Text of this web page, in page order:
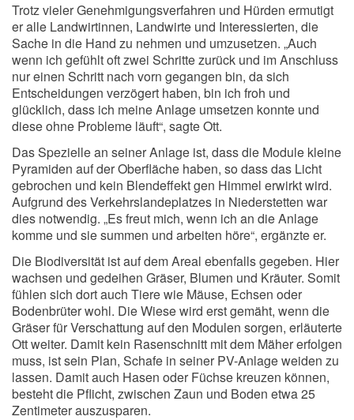
Trotz vieler Genehmigungsverfahren und Hürden ermutigt
er alle Landwirtinnen, Landwirte und Interessierten, die
Sache in die Hand zu nehmen und umzusetzen. „Auch
wenn ich gefühlt oft zwei Schritte zurück und im Anschluss
nur einen Schritt nach vorn gegangen bin, da sich
Entscheidungen verzögert haben, bin ich froh und
glücklich, dass ich meine Anlage umsetzen konnte und
diese ohne Probleme läuft“, sagte Ott.
Das Spezielle an seiner Anlage ist, dass die Module kleine
Pyramiden auf der Oberfläche haben, so dass das Licht
gebrochen und kein Blendeffekt gen Himmel erwirkt wird.
Aufgrund des Verkehrslandeplatzes in Niederstetten war
dies notwendig. „Es freut mich, wenn ich an die Anlage
komme und sie summen und arbeiten höre“, ergänzte er.
Die Biodiversität ist auf dem Areal ebenfalls gegeben. Hier
wachsen und gedeihen Gräser, Blumen und Kräuter. Somit
fühlen sich dort auch Tiere wie Mäuse, Echsen oder
Bodenbrüter wohl. Die Wiese wird erst gemäht, wenn die
Gräser für Verschattung auf den Modulen sorgen, erläuterte
Ott weiter. Damit kein Rasenschnitt mit dem Mäher erfolgen
muss, ist sein Plan, Schafe in seiner PV-Anlage weiden zu
lassen. Damit auch Hasen oder Füchse kreuzen können,
besteht die Pflicht, zwischen Zaun und Boden etwa 25
Zentimeter auszusparen.